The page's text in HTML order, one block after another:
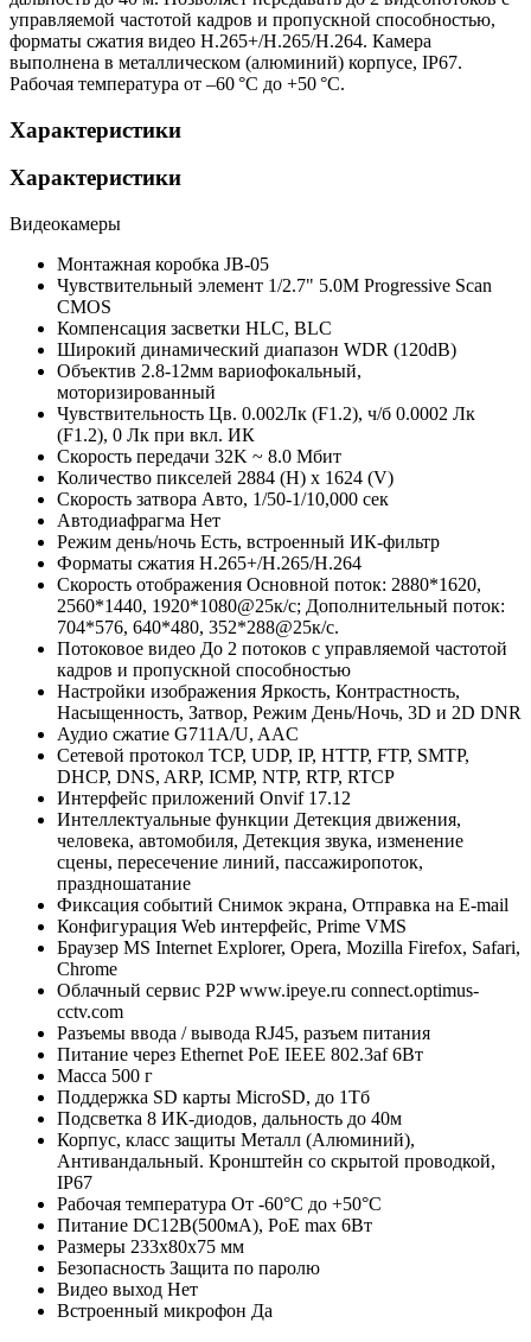
управляемой частотой кадров и пропускной способностью,
форматы сжатия видео H.265+/H.265/H.264. Камера
выполнена в металлическом (алюминий) корпусе, IP67.
Рабочая температура от –60 °С до +50 °С.
Характеристики
Характеристики
Видеокамеры
Монтажная коробка JB-05
Чувствительный элемент 1/2.7" 5.0M Progressive Scan
CMOS
Компенсация засветки HLC, BLC
Широкий динамический диапазон WDR (120dB)
Объектив 2.8-12мм вариофокальный,
моторизированный
Чувствительность Цв. 0.002Лк (F1.2), ч/б 0.0002 Лк
(F1.2), 0 Лк при вкл. ИК
Скорость передачи 32K ~ 8.0 Мбит
Количество пикселей 2884 (H) x 1624 (V)
Скорость затвора Авто, 1/50-1/10,000 сек
Автодиафрагма Нет
Режим день/ночь Есть, встроенный ИК-фильтр
Форматы сжатия H.265+/H.265/H.264
Скорость отображения Основной поток: 2880*1620,
2560*1440, 1920*1080@25к/с; Дополнительный поток:
704*576, 640*480, 352*288@25к/с.
Потоковое видео До 2 потоков с управляемой частотой
кадров и пропускной способностью
Настройки изображения Яркость, Контрастность,
Насыщенность, Затвор, Режим День/Ночь, 3D и 2D DNR
Аудио сжатие G711A/U, AAC
Сетевой протокол TCP, UDP, IP, HTTP, FTP, SMTP,
DHCP, DNS, ARP, ICMP, NTP, RTP, RTCP
Интерфейс приложений Onvif 17.12
Интеллектуальные функции Детекция движения,
человека, автомобиля, Детекция звука, изменение
сцены, пересечение линий, пассажиропоток,
праздношатание
Фиксация событий Снимок экрана, Отправка на E-mail
Конфигурация Web интерфейс, Prime VMS
Браузер MS Internet Explorer, Opera, Mozilla Firefox, Safari,
Chrome
Облачный сервис P2P www.ipeye.ru connect.optimus-
cctv.com
Разъемы ввода / вывода RJ45, разъем питания
Питание через Ethernet PoE IEEE 802.3af 6Вт
Масса 500 г
Поддержка SD карты MicroSD, до 1Тб
Подсветка 8 ИК-диодов, дальность до 40м
Корпус, класс защиты Металл (Алюминий),
Антивандальный. Кронштейн со скрытой проводкой,
IP67
Рабочая температура От -60°С до +50°С
Питание DC12В(500мА), PoE max 6Вт
Размеры 233х80х75 мм
Безопасность Защита по паролю
Видео выход Нет
Встроенный микрофон Да